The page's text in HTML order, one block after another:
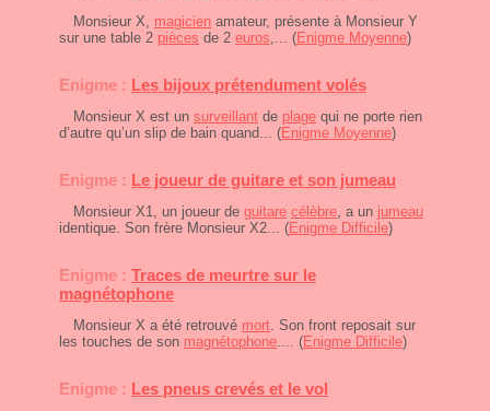
Monsieur X, magicien amateur, présente à Monsieur Y
sur une table 2 pièces de 2 euros,... (Enigme Moyenne)
Enigme : Les bijoux prétendument volés
Monsieur X est un surveillant de plage qui ne porte rien
d’autre qu’un slip de bain quand... (Enigme Moyenne)
Enigme : Le joueur de guitare et son jumeau
Monsieur X1, un joueur de guitare célèbre, a un jumeau
identique. Son frère Monsieur X2... (Enigme Difficile)
Enigme : Traces de meurtre sur le
magnétophone
Monsieur X a été retrouvé mort. Son front reposait sur
les touches de son magnétophone.... (Enigme Difficile)
Enigme : Les pneus crevés et le vol